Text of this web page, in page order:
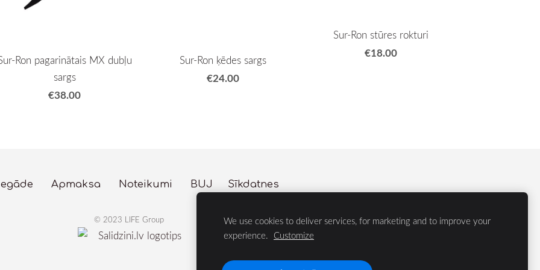
Ron pagarinātais MX dubļu
sargs
€38.00
Sur-Ron ķēdes sargs
€24.00
Sur-Ron stūres rokturi
€18.00
Apmaksa Noteikumi BUJ Sīkdatnes
© 2023 LIFE Group
Velosipēdi, Dārza tehnika, Samsung, Apgaismojums, Cietie diski, Apple,
We use cookies to deliver services, for marketing and to improve your
experience. Customize